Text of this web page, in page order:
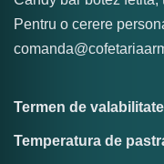
Pentru o cerere
Termen de
Temperatura de